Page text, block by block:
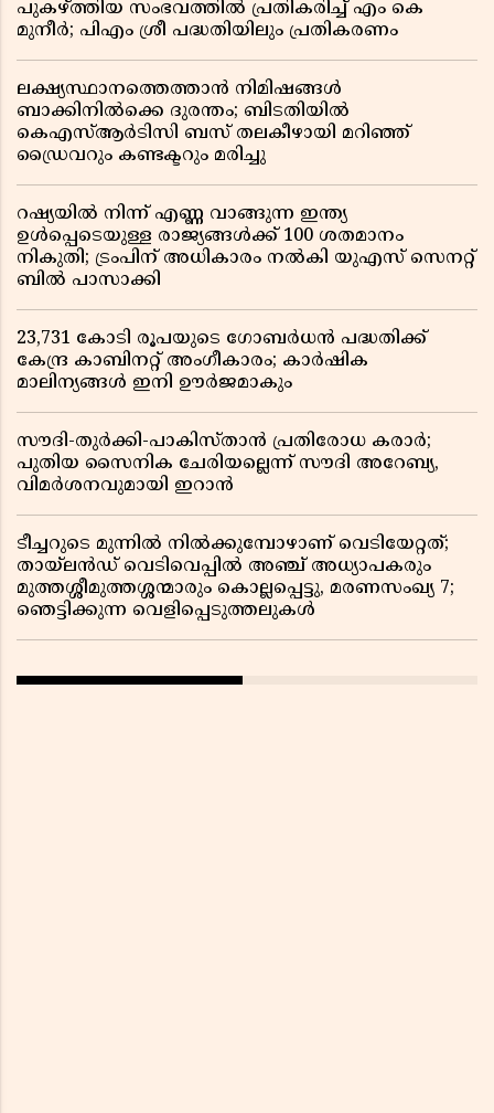
പുകഴ്ത്തിയ സംഭവത്തിൽ പ്രതികരിച്ച് എം കെ
മുനീർ; പിഎം ശ്രീ പദ്ധതിയിലും പ്രതികരണം
ലക്ഷ്യസ്ഥാനത്തെത്താൻ നിമിഷങ്ങൾ
ബാക്കിനിൽക്കെ ദുരന്തം; ബിടതിയിൽ
കെഎസ്ആർടിസി ബസ് തലകീഴായി മറിഞ്ഞ്
ഡ്രൈവറും കണ്ടക്ടറും മരിച്ചു
റഷ്യയിൽ നിന്ന് എണ്ണ വാങ്ങുന്ന ഇന്ത്യ
ഉൾപ്പെടെയുള്ള രാജ്യങ്ങൾക്ക് 100 ശതമാനം
നികുതി; ട്രംപിന് അധികാരം നൽകി യുഎസ് സെനറ്റ്
ബിൽ പാസാക്കി
23,731 കോടി രൂപയുടെ ഗോബർധൻ പദ്ധതിക്ക്
കേന്ദ്ര കാബിനറ്റ് അംഗീകാരം; കാർഷിക
മാലിന്യങ്ങൾ ഇനി ഊർജമാകും
സൗദി-തുർക്കി-പാകിസ്താൻ പ്രതിരോധ കരാർ;
പുതിയ സൈനിക ചേരിയല്ലെന്ന് സൗദി അറേബ്യ,
വിമർശനവുമായി ഇറാൻ
ടീച്ചറുടെ മുന്നിൽ നിൽക്കുമ്പോഴാണ് വെടിയേറ്റത്;
തായ്‌ലൻഡ് വെടിവെപ്പിൽ അഞ്ച് അധ്യാപകരും
മുത്തശ്ശീമുത്തശ്ശന്മാരും കൊല്ലപ്പെട്ടു, മരണസംഖ്യ 7;
ഞെട്ടിക്കുന്ന വെളിപ്പെടുത്തലുകൾ